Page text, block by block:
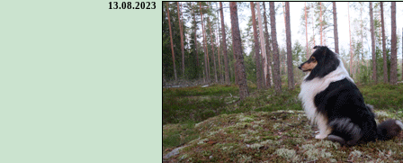
13.08.2023